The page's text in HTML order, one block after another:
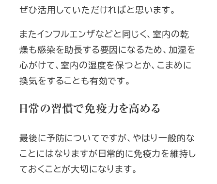
ぜひ活用していただければと思います。
またインフルエンザなどと同じく、室内の乾
燥も感染を助長する要因になるため、加湿を
心がけて、室内の湿度を保つとか、こまめに
換気をすることも有効です。
日常の習慣で免疫力を高める
最後に予防についてですが、やはり一般的な
ことにはなりますが日常的に免疫力を維持し
ておくことが大切になります。